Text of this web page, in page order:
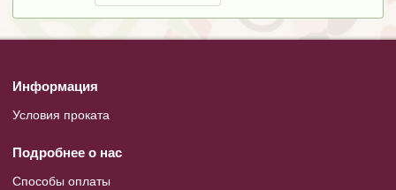
Информация
Условия проката
Подробнее о нас
Способы оплаты